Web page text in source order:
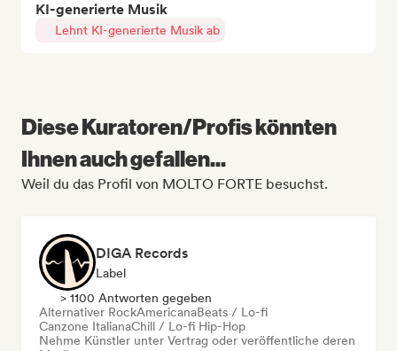
KI-generierte Musik
Lehnt KI-generierte Musik ab
Diese Kuratoren/Profis könnten
Ihnen auch gefallen...
Weil du das Profil von MOLTO FORTE besuchst.
DIGA Records
Label
> 1100 Antworten gegeben
Alternativer RockAmericanaBeats / Lo-fi
Canzone ItalianaChill / Lo-fi Hip-Hop
Nehme Künstler unter Vertrag oder veröffentliche deren